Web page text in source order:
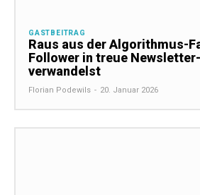
GASTBEITRAG
Raus aus der Algorithmus-
Follower in treue
verwandelst
Florian Podewils - 20. Januar 2026